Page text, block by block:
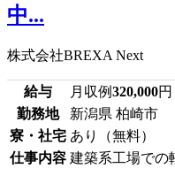
中...
株式会社BREXA Next
給与 月収例320,000円
勤務地
新潟県 柏崎市
寮・社宅 あり（無料）
仕事内容 建築系工場での